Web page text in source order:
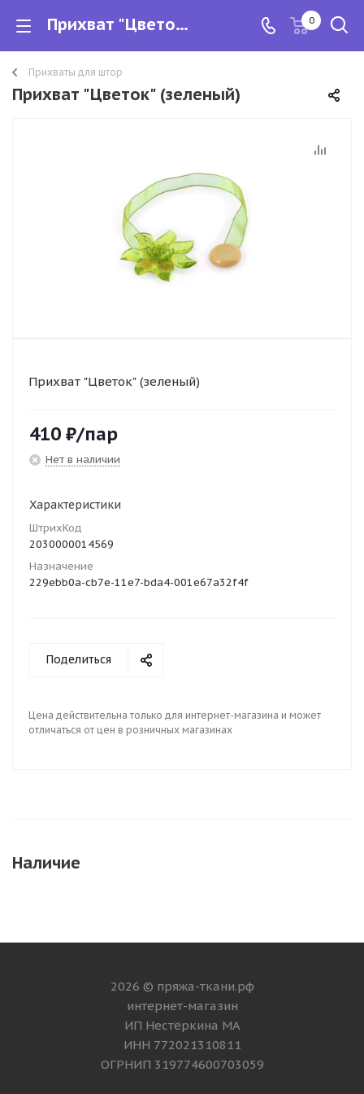
Прихват "Цветок" (зеленый) 0
Прихваты для штор
Прихват "Цветок" (зеленый)
Прихват "Цветок" (зеленый)
410 ₽/пар
Нет в наличии
Характеристики
ШтрихКод
2030000014569
Назначение
229ebb0a-cb7e-11e7-bda4-001e67a32f4f
Поделиться
Цена действительна только для интернет-магазина и может
отличаться от цен в розничных магазинах
Наличие
2026 © пряжа-ткани.рф
интернет-магазин
ИП Нестёркина МА
ИНН 772021310811
ОГРНИП 319774600703059